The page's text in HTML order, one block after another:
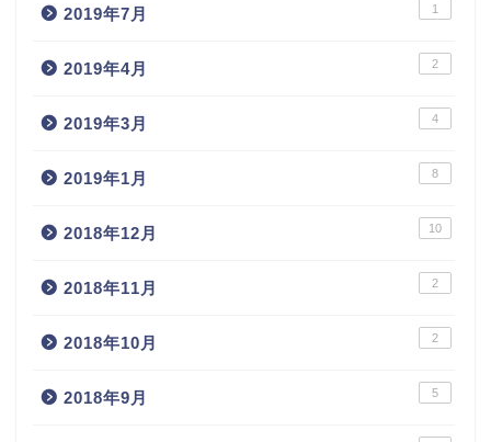
2019年7月 1
2019年4月 2
2019年3月 4
2019年1月 8
2018年12月 10
2018年11月 2
2018年10月 2
2018年9月 5